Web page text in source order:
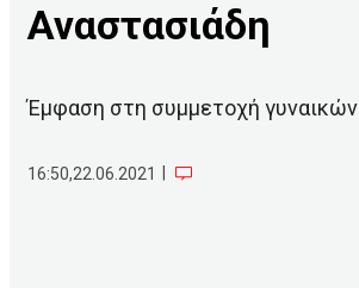
Αναστασιάδη
Έμφαση στη συμμετοχή γυναικών
16:50,22.06.2021